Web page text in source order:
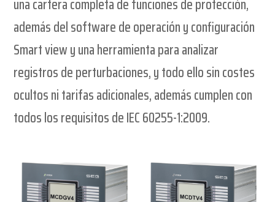
una cartera completa de funciones de protección,
además del software de operación y configuración
Smart view y una herramienta para analizar
registros de perturbaciones, y todo ello sin costes
ocultos ni tarifas adicionales, además cumplen con
todos los requisitos de IEC 60255-1:2009.